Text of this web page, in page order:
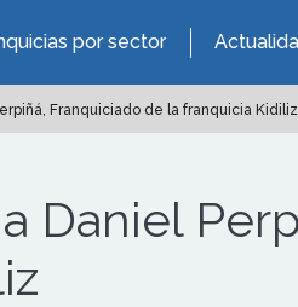
por sector
Franquiciado de la franquicia Kidiliz
Daniel